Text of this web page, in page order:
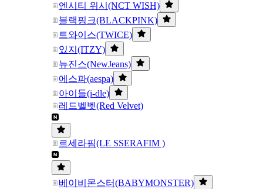
엔시티 위시(NCT WISH)
블랙핑크(BLACKPINK)
트와이스(TWICE)
있지(ITZY)
뉴진스(NewJeans)
에스파(aespa)
아이들(i-dle)
레드벨벳(Red Velvet)
르세라핌(LE SSERAFIM )
베이비몬스터(BABYMONSTER)